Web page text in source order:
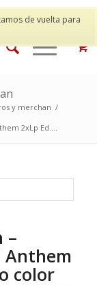
de vuelta para
y merchan /
2xLp Ed....
–
color